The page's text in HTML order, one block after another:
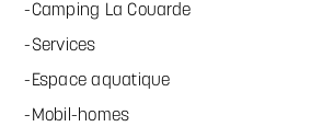
Camping La Couarde
Services
Espace aquatique
Mobil-homes